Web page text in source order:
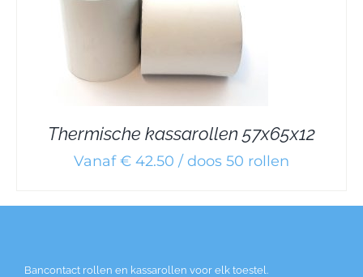
Thermische kassarollen 57x65x12
Vanaf € 42.50 / doos 50 rollen
Bancontact rollen en kassarollen voor elk toestel.